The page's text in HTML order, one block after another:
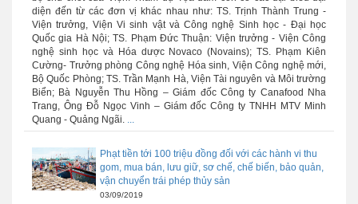
diện đến từ các đơn vị khác nhau như: TS. Trịnh Thành Trung -
Viện trưởng, Viện Vi sinh vật và Công nghệ Sinh học - Đại học
Quốc gia Hà Nội; TS. Phạm Đức Thuận: Viện trưởng - Viện Công
nghệ sinh học và Hóa dược Novaco (Novains); TS. Phạm Kiên
Cường- Trưởng phòng Công nghệ Hóa sinh, Viện Công nghệ mới,
Bộ Quốc Phòng; TS. Trần Mạnh Hà, Viện Tài nguyên và Môi trường
Biển; Bà Nguyễn Thu Hồng – Giám đốc Công ty Canafood Nha
Trang, Ông Đỗ Ngọc Vinh – Giám đốc Công ty TNHH MTV Minh
Quang - Quảng Ngãi. ...
Phạt tiền tới 100 triệu đồng đối với các hành vi thu
gom, mua bán, lưu giữ, sơ chế, chế biến, bảo quản,
vận chuyển trái phép thủy sản
03/09/2019